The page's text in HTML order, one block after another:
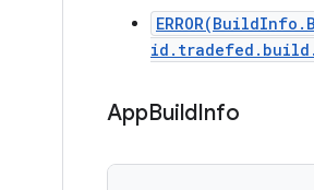
AppBuildInfo